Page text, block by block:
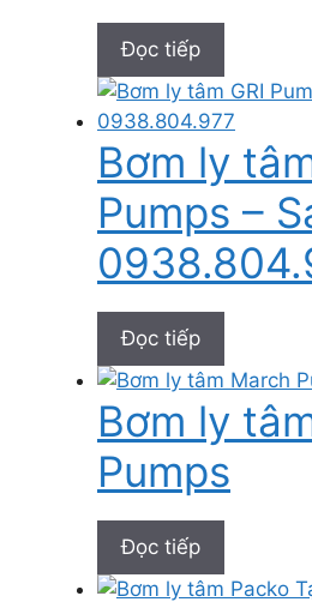
Đọc tiếp
Bơm ly
Pumps –
Đọc tiếp
Bơm ly
Pumps
Đọc tiếp